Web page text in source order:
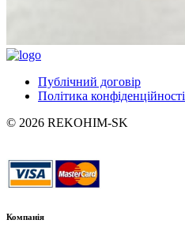
Публічний договір
Політика конфіденційності
© 2026 REKOHIM-SK
Компанія